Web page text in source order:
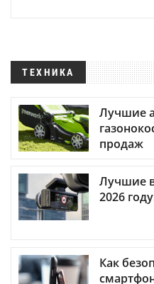
ТЕХНИКА
Лучшие
продаж
Лучшие
2026
Как